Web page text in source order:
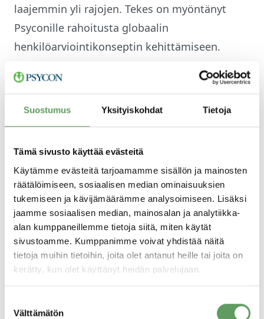
Suostumus Yksityiskohdat Tietoja
Tämä sivusto käyttää evästeitä
Käytämme evästeitä tarjoamamme sisällön ja mainosten
räätälöimiseen, sosiaalisen median ominaisuuksien
tukemiseen ja kävijämäärämme analysoimiseen. Lisäksi
jaamme sosiaalisen median, mainosalan ja analytiikka-
alan kumppaneillemme tietoja siitä, miten käytät
sivustoamme. Kumppanimme voivat yhdistää näitä
tietoja muihin tietoihin, joita olet antanut heille tai joita on
kerätty, kun olet käyttänyt heidän palvelujaan.
valinta
Välttämätön
laajemmin yli rajojen. Tekes on myöntänyt
Psyconille rahoitusta globaalin
henkilöarviointikonseptin kehittämiseen.
”Tekesin tuella voimme aikaisempaa
tehokkaammin viedä osaamistamme myös
kansainvälisesti toimivien asiakkaidemme
tarpeisiin − kehitämme psykologisiin
henkilöarviointeihin ratkaisuja, jotka voidaan
toteuttaa luotettavasti missä päin maailmaa
tahansa”, toteaa Psyconin tutkimusjohtaja
Mikael Nederström.
Nederström mikael.nederstrom@psycon.com